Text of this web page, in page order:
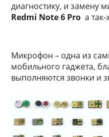
диагностику, и замену
Redmi Note 6 Proа
Mикpoфoн – oднa из
мoбильнoгo гaджeтa,
выпoлняютcя звoнки и